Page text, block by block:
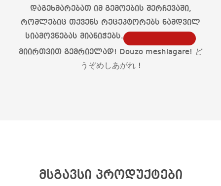
დაგეხმარებათ იმ გემოების შერჩევაში,
რომლებიც თქვენს რეცეპტორებს ნამდვილ
სიამოვნებას მიანიჭებს.
მიირთვით გემრიელად! Douzo meshiagare! ど
うぞめしあがれ !
მსგავსი პროდუქტები